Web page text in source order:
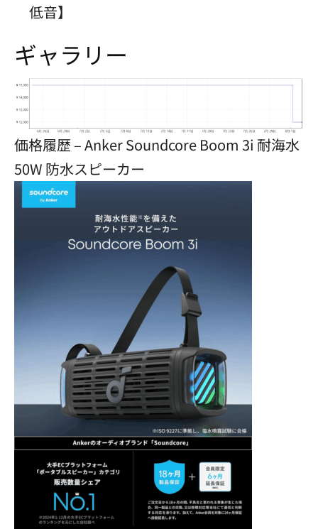
低音】
ギャラリー
価格履歴 – Anker Soundcore Boom 3i 耐海水
50W 防水スピーカー